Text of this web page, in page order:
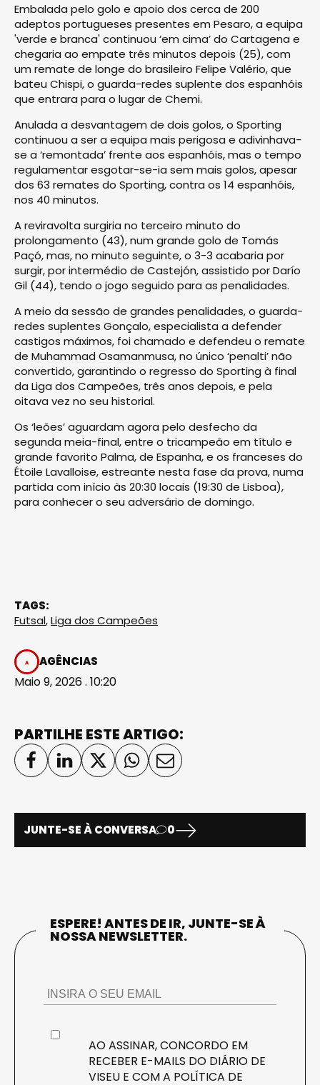
Embalada pelo golo e apoio dos cerca de 200
adeptos portugueses presentes em Pesaro, a equipa
'verde e branca' continuou ‘em cima’ do Cartagena e
chegaria ao empate três minutos depois (25), com
um remate de longe do brasileiro Felipe Valério, que
bateu Chispi, o guarda-redes suplente dos espanhóis
que entrara para o lugar de Chemi.
Anulada a desvantagem de dois golos, o Sporting
continuou a ser a equipa mais perigosa e adivinhava-
se a ‘remontada’ frente aos espanhóis, mas o tempo
regulamentar esgotar-se-ia sem mais golos, apesar
dos 63 remates do Sporting, contra os 14 espanhóis,
nos 40 minutos.
A reviravolta surgiria no terceiro minuto do
prolongamento (43), num grande golo de Tomás
Paçó, mas, no minuto seguinte, o 3-3 acabaria por
surgir, por intermédio de Castejón, assistido por Darío
Gil (44), tendo o jogo seguido para as penalidades.
A meio da sessão de grandes penalidades, o guarda-
redes suplentes Gonçalo, especialista a defender
castigos máximos, foi chamado e defendeu o remate
de Muhammad Osamanmusa, no único ‘penalti’ não
convertido, garantindo o regresso do Sporting à final
da Liga dos Campeões, três anos depois, e pela
oitava vez no seu historial.
Os ‘leões’ aguardam agora pelo desfecho da
segunda meia-final, entre o tricampeão em título e
grande favorito Palma, de Espanha, e os franceses do
Étoile Lavalloise, estreante nesta fase da prova, numa
partida com início às 20:30 locais (19:30 de Lisboa),
para conhecer o seu adversário de domingo.
TAGS:
Futsal,Liga dos Campeões
AGÊNCIAS
Maio 9, 2026 . 10:20
PARTILHE ESTE ARTIGO:
JUNTE-SE À CONVERSA 0
ESPERE! ANTES DE IR, JUNTE-SE À
NOSSA NEWSLETTER.
AO ASSINAR, CONCORDO EM
RECEBER E-MAILS DO DIÁRIO DE
VISEU E COM A POLÍTICA DE